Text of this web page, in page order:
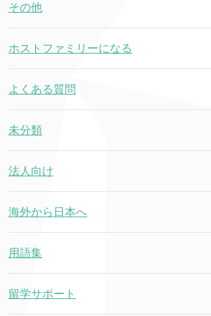
その他
ホストファミリーになる
よくある質問
未分類
法人向け
海外から日本へ
用語集
留学サポート